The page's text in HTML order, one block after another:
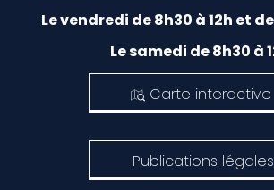
Le vendredi de 8h30 à 12h et de
Le samedi de 8h30 à
Carte interactive
Publications légales